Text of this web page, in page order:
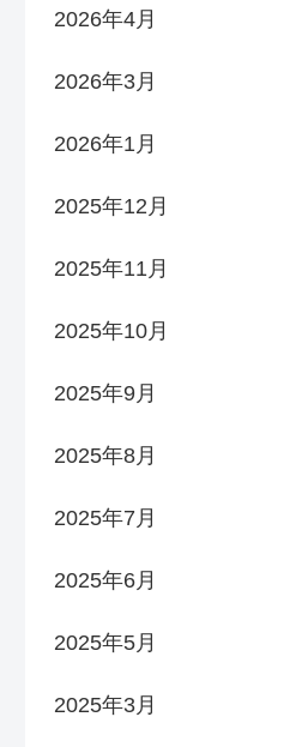
2026年4月
2026年3月
2026年1月
2025年12月
2025年11月
2025年10月
2025年9月
2025年8月
2025年7月
2025年6月
2025年5月
2025年3月